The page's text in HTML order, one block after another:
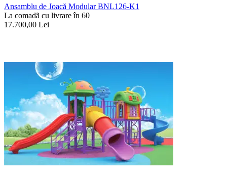
Ansamblu de Joacă Modular BNL126-K1
La comadã cu livrare în 60
17.700,00 Lei